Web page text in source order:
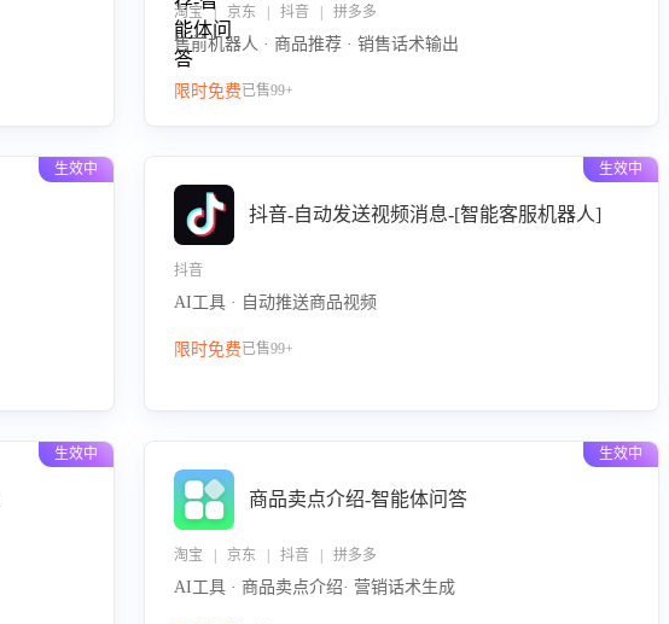
淘宝 | 京东 | 抖音 | 拼多多
售前机器人 · 商品推荐 · 销售话术输出
限时免费已售99+
生效中 生效中
抖音-自动发送视频消息-[智能客服机器人]
抖音
AI工具 · 自动推送商品视频
限时免费已售99+
生效中 生效中
商品卖点介绍-智能体问答
淘宝 | 京东 | 抖音 | 拼多多
AI工具 · 商品卖点介绍· 营销话术生成